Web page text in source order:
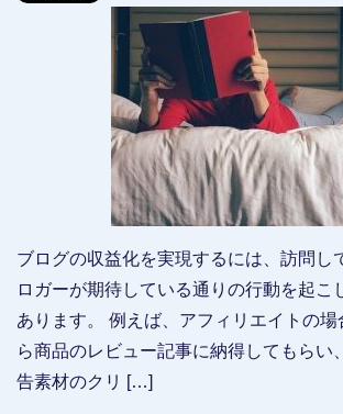
ブログの収益化を実現するには、訪問し
ロガーが期待している通りの行動を起こ
あります。 例えば、アフィリエイトの
ら商品のレビュー記事に納得してもらい
告素材のクリ […]